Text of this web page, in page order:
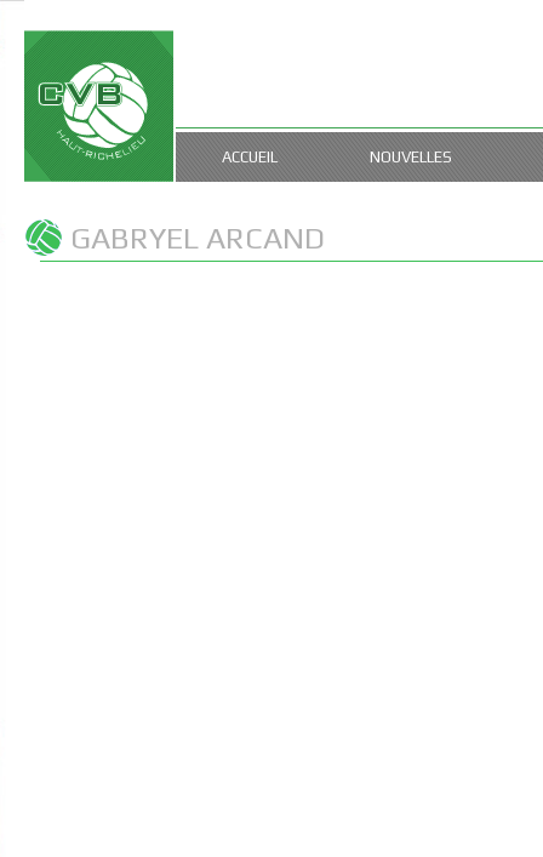
ACCUEIL NOUVELLES
GABRYEL ARCAND